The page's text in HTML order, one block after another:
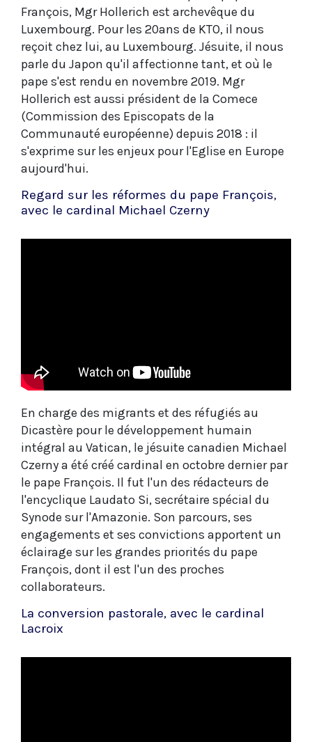
François, Mgr Hollerich est archevêque du
Luxembourg. Pour les 20ans de KTO, il nous
reçoit chez lui, au Luxembourg. Jésuite, il nous
parle du Japon qu'il affectionne tant, et où le
pape s'est rendu en novembre 2019. Mgr
Hollerich est aussi président de la Comece
(Commission des Episcopats de la
Communauté européenne) depuis 2018 : il
s'exprime sur les enjeux pour l'Eglise en Europe
aujourd'hui.
Regard sur les réformes du pape François,
avec le cardinal Michael Czerny
En charge des migrants et des réfugiés au
Dicastère pour le développement humain
intégral au Vatican, le jésuite canadien Michael
Czerny a été créé cardinal en octobre dernier par
le pape François. Il fut l'un des rédacteurs de
l'encyclique Laudato Si, secrétaire spécial du
Synode sur l'Amazonie. Son parcours, ses
engagements et ses convictions apportent un
éclairage sur les grandes priorités du pape
François, dont il est l'un des proches
collaborateurs.
La conversion pastorale, avec le cardinal
Lacroix